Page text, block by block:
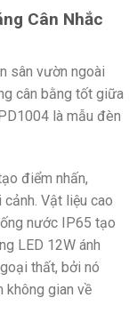
Cân Nhắc
sân vườn ngoài
cân bằng tốt giữa
là mẫu đèn
điểm nhấn,
Vật liệu cao
nước IP65 tạo
LED 12W ánh
thất, bởi nó
không gian về